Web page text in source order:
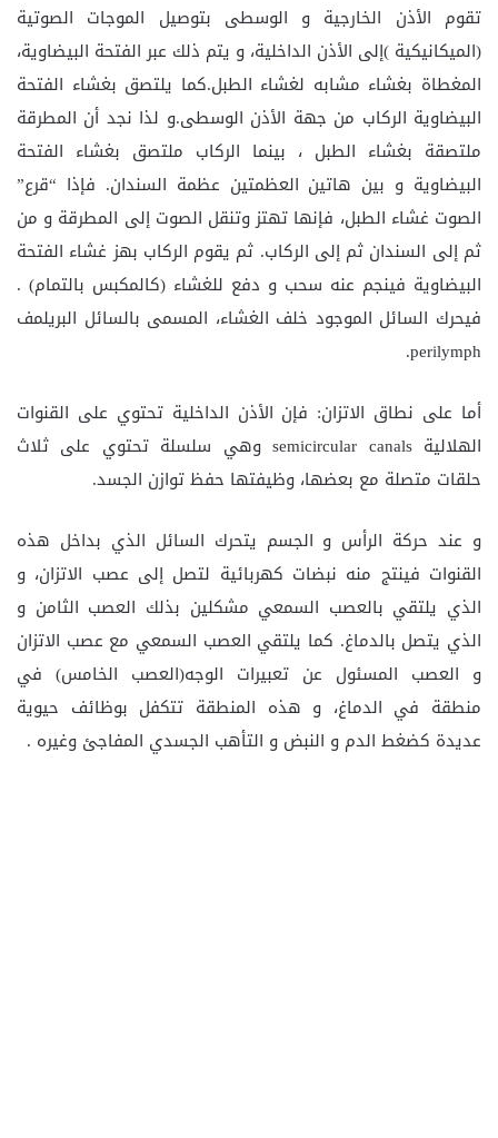
تقوم الأذن الخارجية و الوسطى بتوصيل الموجات الصوتية
(الميكانيكية )إلى الأذن الداخلية، و يتم ذلك عبر الفتحة البيضاوية،
المغطاة بغشاء مشابه لغشاء الطبل.كما يلتصق بغشاء الفتحة
البيضاوية الركاب من جهة الأذن الوسطى.و لذا نجد أن المطرقة
ملتصقة بغشاء الطبل ، بينما الركاب ملتصق بغشاء الفتحة
البيضاوية و بين هاتين العظمتين عظمة السندان. فإذا “قرع”
الصوت غشاء الطبل، فإنها تهتز وتنقل الصوت إلى المطرقة و من
ثم إلى السندان ثم إلى الركاب. ثم يقوم الركاب بهز غشاء الفتحة
البيضاوية فينجم عنه سحب و دفع للغشاء (كالمكبس بالتمام) .
فيحرك السائل الموجود خلف الغشاء، المسمى بالسائل البريلمف
perilymph.
أما على نطاق الاتزان: فإن الأذن الداخلية تحتوي على القنوات
الهلالية semicircular canals وهي سلسلة تحتوي على ثلاث
حلقات متصلة مع بعضها، وظيفتها حفظ توازن الجسد.
و عند حركة الرأس و الجسم يتحرك السائل الذي بداخل هذه
القنوات فينتج منه نبضات كهربائية لتصل إلى عصب الاتزان، و
الذي يلتقي بالعصب السمعي مشكلين بذلك العصب الثامن و
الذي يتصل بالدماغ. كما يلتقي العصب السمعي مع عصب الاتزان
و العصب المسئول عن تعبيرات الوجه(العصب الخامس) في
منطقة في الدماغ، و هذه المنطقة تتكفل بوظائف حيوية
عديدة كضغط الدم و النبض و التأهب الجسدي المفاجئ وغيره .